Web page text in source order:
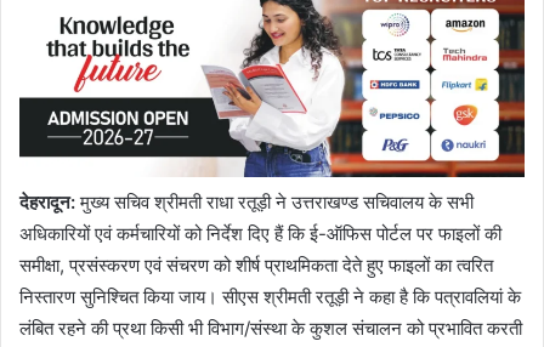
देहरादून:मुख्य सचिव श्रीमती राधा रतूड़ी ने उत्तराखण्ड सचिवालय के सभी
अधिकारियों एवं कर्मचारियों को निर्देश दिए हैं कि ई-ऑफिस पोर्टल पर फाइलों की
समीक्षा, प्रसंस्करण एवं संचरण को शीर्ष प्राथमिकता देते हुए फाइलों का त्वरित
निस्तारण सुनिश्चित किया जाय। सीएस श्रीमती रतूड़ी ने कहा है कि पत्रावलियां के
लंबित रहने की प्रथा किसी भी विभाग/संस्था के कुशल संचालन को प्रभावित करती